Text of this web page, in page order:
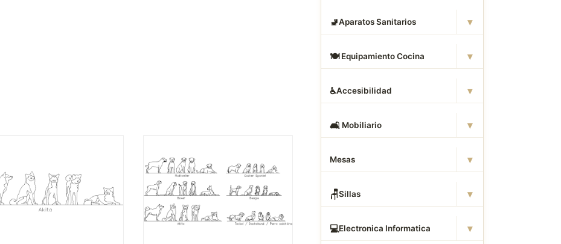
🚽Aparatos Sanitarios ▾
🍽️ Equipamiento Cocina ▾
♿Accesibilidad ▾
🛋 ️ Mobiliario ▾
Mesas ▾
🪑Sillas ▾
💻Electronica Informatica ▾